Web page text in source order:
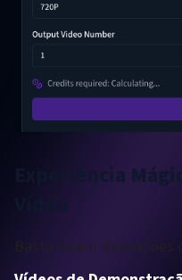
Experiência
Basta inserir